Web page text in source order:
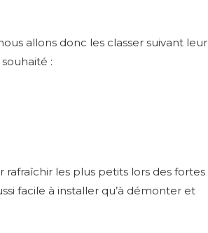
allons donc les classer suivant leur
:
les plus petits lors des fortes
facile à installer qu’à démonter et